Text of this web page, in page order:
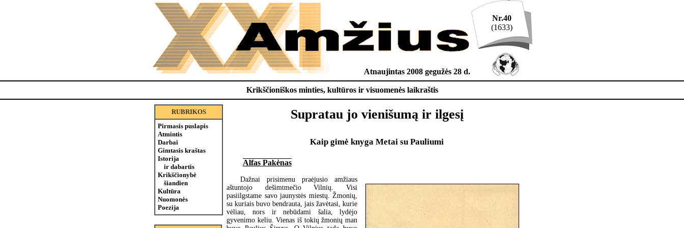
Atnaujintas 2008 gegužės 28 d.
Nr.40
(1633)
Krikščioniškos minties, kultūros ir visuomenės laikraštis
RUBRIKOS
Pirmasis puslapis
Atmintis
Darbai
Gimtasis kraštas
Istorija
ir dabartis
Krikščionybė
šiandien
Kultūra
Nuomonės
Poezija
Supratau jo vienišumą ir ilgesį
Kaip gimė knyga Metai su Pauliumi
Alfas Pakėnas
Dažnai prisimenu praėjusio amžiaus
aštuntojo dešimtmečio Vilnių. Visi
pasiilgstame savo jaunystės miestų. Žmonių,
su kuriais buvo bendrauta, jais žavėtasi, kurie
vėliau, nors ir nebūdami šalia, lydėjo
gyvenimo keliu. Vienas iš tokių žmonių man